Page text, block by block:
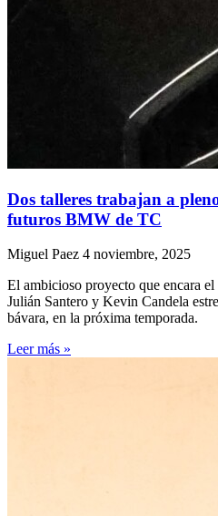
Dos talleres trabajan a
futuros BMW de TC
Miguel Paez 4 noviembre, 2025
El ambicioso proyecto que encara
Julián Santero y Kevin Candela
bávara, en la próxima temporada.
Leer más »